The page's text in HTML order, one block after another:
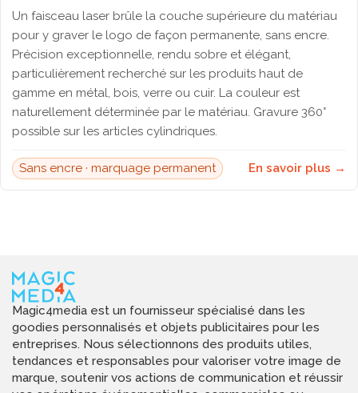
Un faisceau laser brûle la couche supérieure du matériau
pour y graver le logo de façon permanente, sans encre.
Précision exceptionnelle, rendu sobre et élégant,
particulièrement recherché sur les produits haut de
gamme en métal, bois, verre ou cuir. La couleur est
naturellement déterminée par le matériau. Gravure 360°
possible sur les articles cylindriques.
Sans encre · marquage permanent En savoir plus →
Magic4media est un fournisseur spécialisé dans les
goodies personnalisés et objets publicitaires pour les
entreprises. Nous sélectionnons des produits utiles,
tendances et responsables pour valoriser votre image de
marque, soutenir vos actions de communication et réussir